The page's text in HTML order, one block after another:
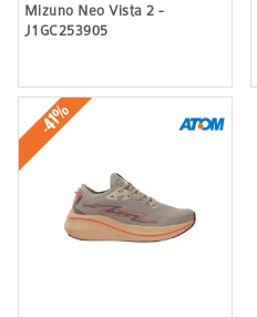
Mizuno Neo Vista 2 -
J1GC253905
-41%